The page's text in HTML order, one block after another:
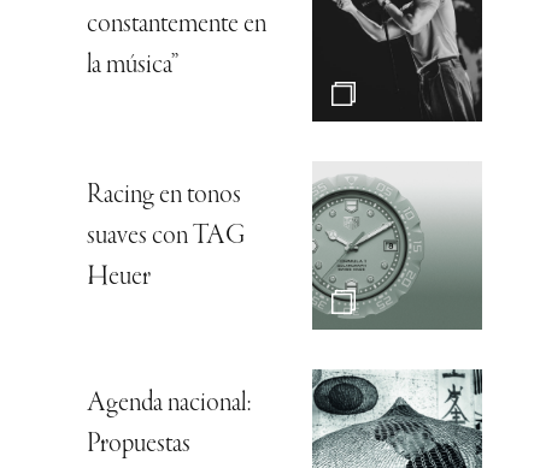
constantemente en
la música”
Racing en tonos
suaves con TAG
Heuer
Agenda nacional:
Propuestas